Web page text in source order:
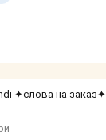
✦слова на заказ✦